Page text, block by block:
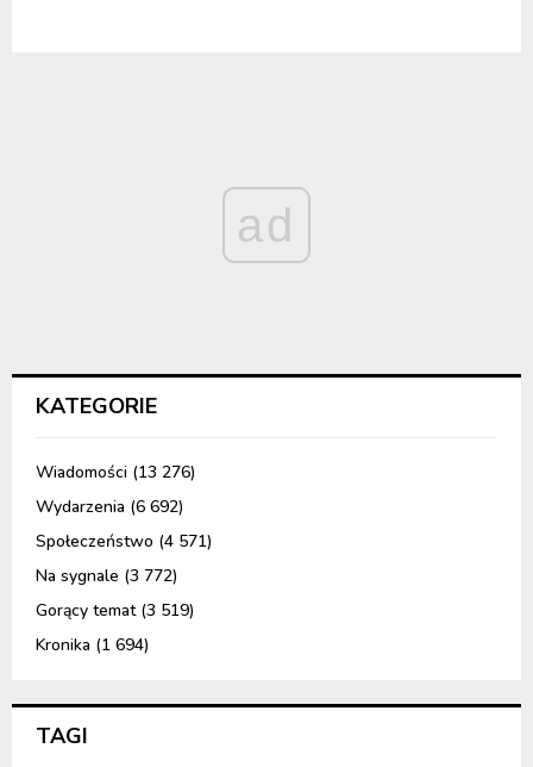
ad
KATEGORIE
Wiadomości (13 276)
Wydarzenia (6 692)
Społeczeństwo (4 571)
Na sygnale (3 772)
Gorący temat(3 519)
Kronika (1 694)
TAGI